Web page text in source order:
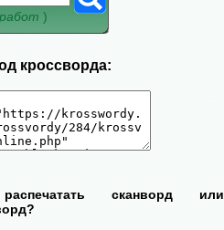
)
кроссворда:
сканворд или